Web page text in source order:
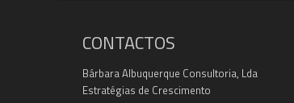
CONTACTOS
Bárbara Albuquerque Consultoria, Lda
Estratégias de Crescimento